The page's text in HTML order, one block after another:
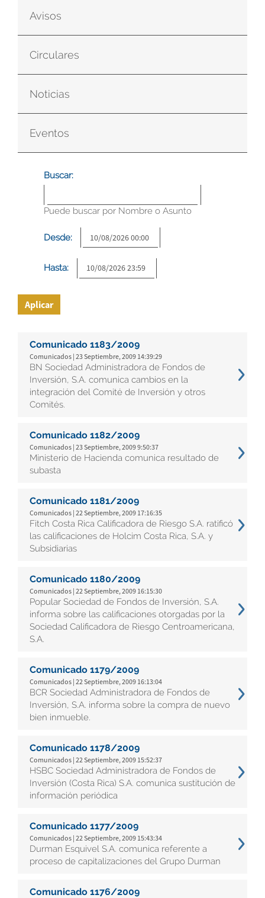
Avisos
Circulares
Noticias
Eventos
Buscar:
Puede buscar por Nombre o Asunto
Desde:
Hasta:
Aplicar
Comunicado 1183/2009
Comunicados | 23 Septiembre, 2009 14:39:29
BN Sociedad Administradora de Fondos de
Inversión, S.A. comunica cambios en la
integración del Comité de Inversión y otros
Comités.
Comunicado 1182/2009
Comunicados | 23 Septiembre, 2009 9:50:37
Ministerio de Hacienda comunica resultado de
subasta
Comunicado 1181/2009
Comunicados | 22 Septiembre, 2009 17:16:35
Fitch Costa Rica Calificadora de Riesgo S.A. ratificó
las calificaciones de Holcim Costa Rica, S.A. y
Subsidiarias
Comunicado 1180/2009
Comunicados | 22 Septiembre, 2009 16:15:30
Popular Sociedad de Fondos de Inversión, S.A.
informa sobre las calificaciones otorgadas por la
Sociedad Calificadora de Riesgo Centroamericana,
S.A.
Comunicado 1179/2009
Comunicados | 22 Septiembre, 2009 16:13:04
BCR Sociedad Administradora de Fondos de
Inversión, S.A. informa sobre la compra de nuevo
bien inmueble.
Comunicado 1178/2009
Comunicados | 22 Septiembre, 2009 15:52:37
HSBC Sociedad Administradora de Fondos de
Inversión (Costa Rica) S.A. comunica sustitución de
información periódica
Comunicado 1177/2009
Comunicados | 22 Septiembre, 2009 15:43:34
Durman Esquivel S.A. comunica referente a
proceso de capitalizaciones del Grupo Durman
Comunicado 1176/2009